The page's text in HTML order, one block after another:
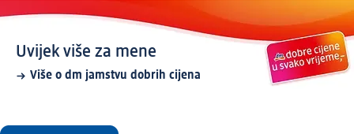
Uvijek više za mene
Više o dm jamstvu dobrih cijena